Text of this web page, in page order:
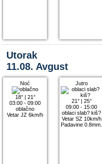
Utorak
11.08. Avgust
Noć
18°| 21°
03:00 - 09:00
oblačno
Vetar JZ 6km/h
Jutro
21°| 25°
09:00 - 15:00
oblaci slab? kiš?
Vetar SZ 10km/h
Padavine 0.8mm.